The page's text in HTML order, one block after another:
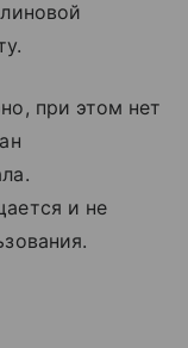
при этом нет
и не